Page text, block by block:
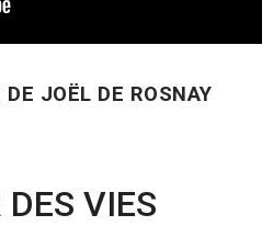
JOËL DE ROSNAY
VIES